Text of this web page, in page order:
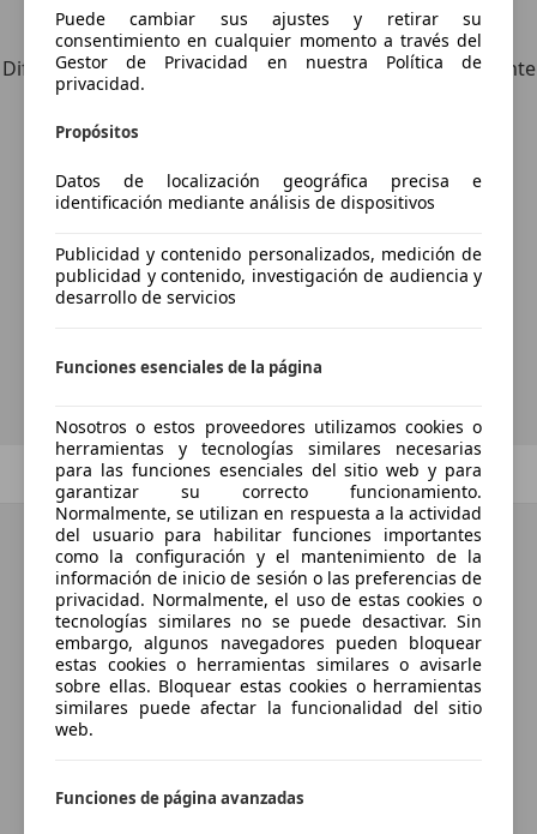
Explora vehículos similares
Diferente de tus criterios de búsqueda, pero posiblemente
¿Desea ser informado
automáticamente sobre vehículos
nuevos para su búsqueda?
Guardar búsqueda
Anterior 1/1 Siguiente
Puede cambiar sus ajustes y retirar su
consentimiento en cualquier momento a través del
Gestor de Privacidad en nuestra Política de
privacidad.
Propósitos
Datos de localización geográfica precisa e
identificación mediante análisis de dispositivos
Publicidad y contenido personalizados, medición de
publicidad y contenido, investigación de audiencia y
desarrollo de servicios
Funciones esenciales de la página
Nosotros o estos proveedores utilizamos cookies o
herramientas y tecnologías similares necesarias
para las funciones esenciales del sitio web y para
garantizar su correcto funcionamiento.
Normalmente, se utilizan en respuesta a la actividad
del usuario para habilitar funciones importantes
como la configuración y el mantenimiento de la
información de inicio de sesión o las preferencias de
privacidad. Normalmente, el uso de estas cookies o
tecnologías similares no se puede desactivar. Sin
embargo, algunos navegadores pueden bloquear
estas cookies o herramientas similares o avisarle
sobre ellas. Bloquear estas cookies o herramientas
similares puede afectar la funcionalidad del sitio
web.
Funciones de página avanzadas